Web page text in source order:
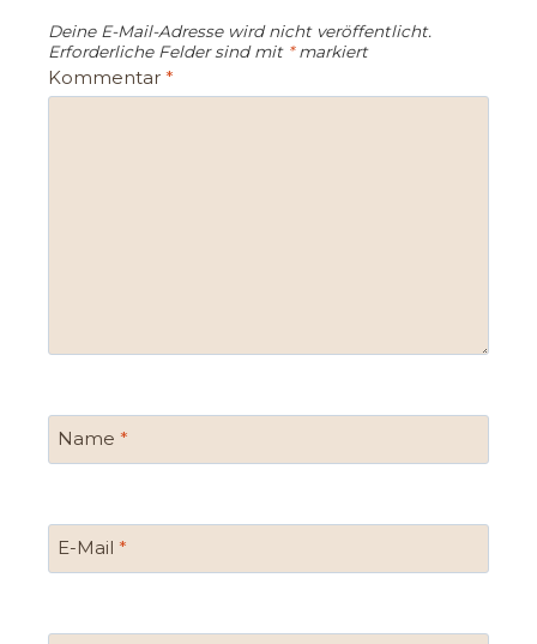
Deine E-Mail-Adresse wird nicht veröffentlicht.
Erforderliche Felder sind mit *markiert
Kommentar *
Name *
E-Mail *